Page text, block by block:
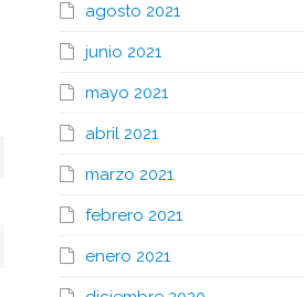
agosto 2021
junio 2021
mayo 2021
abril 2021
marzo 2021
febrero 2021
enero 2021